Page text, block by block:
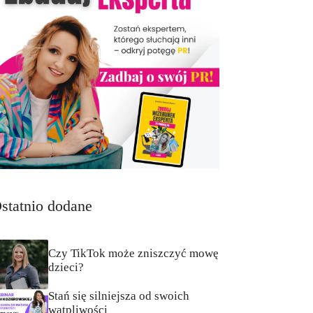
dodane
Czy TikTok może zniszczyć mowę
dzieci?
Stań się silniejsza od swoich
wątpliwości